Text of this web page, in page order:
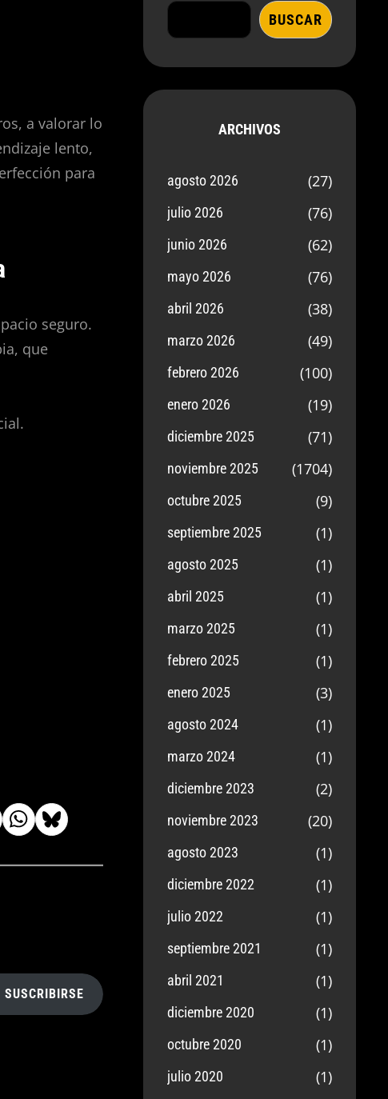
a valorar lo
lento,
para
seguro.
que
SUSCRIBIRSE
BUSCAR
ARCHIVOS
agosto 2026 (27)
julio 2026 (76)
junio 2026 (62)
mayo 2026 (76)
abril 2026 (38)
marzo 2026 (49)
febrero 2026 (100)
enero 2026 (19)
diciembre 2025 (71)
noviembre 2025 (1704)
octubre 2025 (9)
septiembre 2025 (1)
agosto 2025 (1)
abril 2025 (1)
marzo 2025 (1)
febrero 2025 (1)
enero 2025 (3)
agosto 2024 (1)
marzo 2024 (1)
diciembre 2023 (2)
noviembre 2023 (20)
agosto 2023 (1)
diciembre 2022 (1)
julio 2022 (1)
septiembre 2021 (1)
abril 2021 (1)
diciembre 2020 (1)
octubre 2020 (1)
julio 2020 (1)